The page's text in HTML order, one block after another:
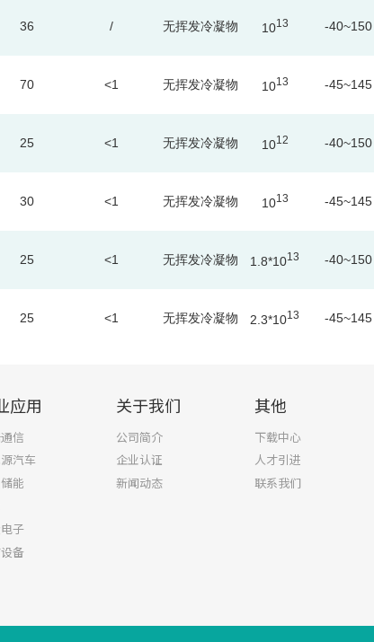
36 / 无挥发冷凝物 1013 -40~150
70 <1 无挥发冷凝物 1013 -45~145
25 <1 无挥发冷凝物 1012 -40~150
30 <1 无挥发冷凝物 1013 -45~145
25 <1 无挥发冷凝物 1.8*1013 -40~150
25 <1 无挥发冷凝物 2.3*1013 -45~145
应用
信
汽车
能
子
备
关于我们
公司简介
企业认证
新闻动态
其他
下载中心
人才引进
联系我们